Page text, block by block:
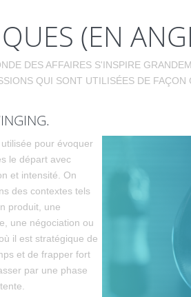
(EN
DES AFFAIRES S'INSPIRE
QUI SONT UTILISÉES DE
pour évoquer
le départ avec
et intensité. On
des contextes tels
produit, une
une négociation ou
il est stratégique de
et de frapper fort
par une phase